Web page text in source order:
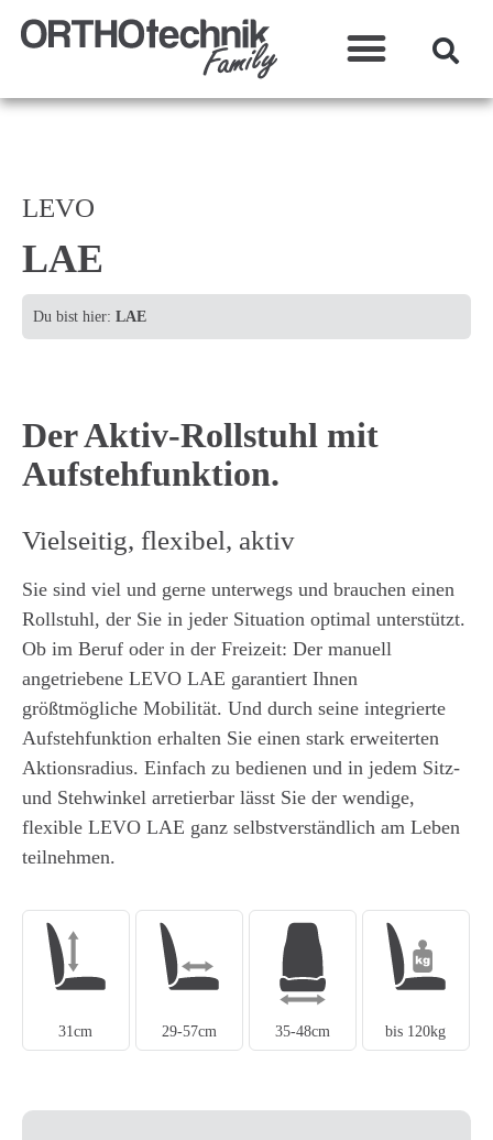
LEVO
LAE
Du bist hier: LAE
Der Aktiv-Rollstuhl mit
Aufstehfunktion.
Vielseitig, flexibel, aktiv
Sie sind viel und gerne unterwegs und brauchen einen
Rollstuhl, der Sie in jeder Situation optimal unterstützt.
Ob im Beruf oder in der Freizeit: Der manuell
angetriebene LEVO LAE garantiert Ihnen
größtmögliche Mobilität. Und durch seine integrierte
Aufstehfunktion erhalten Sie einen stark erweiterten
Aktionsradius. Einfach zu bedienen und in jedem Sitz-
und Stehwinkel arretierbar lässt Sie der wendige,
flexible LEVO LAE ganz selbstverständlich am Leben
teilnehmen.
31cm 29-57cm 35-48cm bis 120kg